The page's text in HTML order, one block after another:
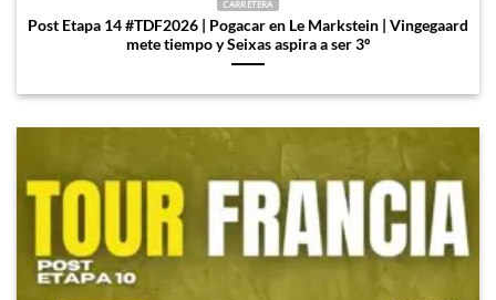
CARRETERA
Post Etapa 14 #TDF2026 | Pogacar en Le Markstein | Vingegaard
mete tiempo y Seixas aspira a ser 3º